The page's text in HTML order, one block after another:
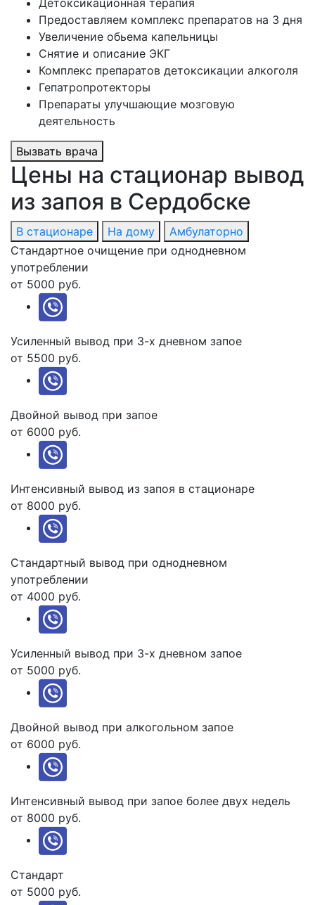
Детоксикационная терапия
Предоставляем комплекс препаратов на 3 дня
Увеличение обьема капельницы
Снятие и описание ЭКГ
Комплекс препаратов детоксикации алкоголя
Гепатропротекторы
Препараты улучшающие мозговую
деятельность
Вызвать врача
Цены на стационар вывод
из запоя в Сердобске
В стационаре На дому
Амбулаторно
Стандартное очищение при однодневном
употреблении
от 5000 руб.
Усиленный вывод при 3-х дневном запое
от 5500 руб.
Двойной вывод при запое
от 6000 руб.
Интенсивный вывод из запоя в стационаре
от 8000 руб.
Стандартный вывод при однодневном
употреблении
от 4000 руб.
Усиленный вывод при 3-х дневном запое
от 5000 руб.
Двойной вывод при алкогольном запое
от 6000 руб.
Интенсивный вывод при запое более двух недель
от 8000 руб.
Стандарт
от 5000 руб.